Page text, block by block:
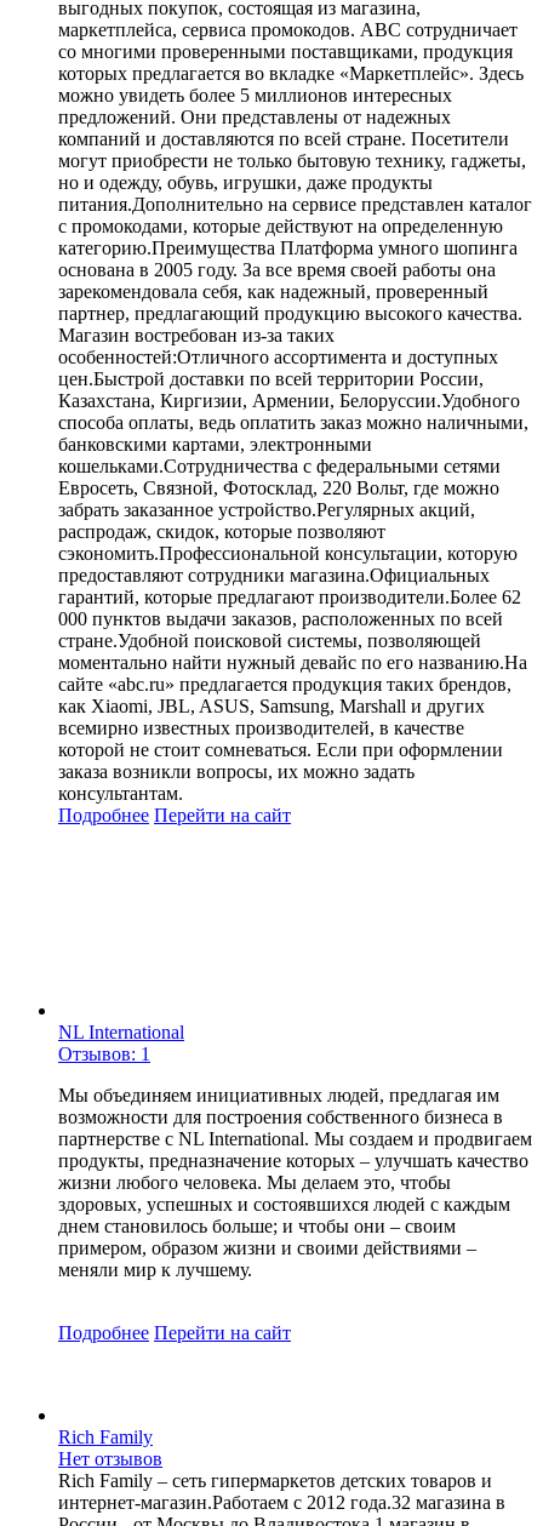
выгодных покупок, состоящая из магазина,
маркетплейса, сервиса промокодов. ABC сотрудничает
со многими проверенными поставщиками, продукция
которых предлагается во вкладке «Маркетплейс». Здесь
можно увидеть более 5 миллионов интересных
предложений. Они представлены от надежных
компаний и доставляются по всей стране. Посетители
могут приобрести не только бытовую технику, гаджеты,
но и одежду, обувь, игрушки, даже продукты
питания.Дополнительно на сервисе представлен каталог
с промокодами, которые действуют на определенную
категорию.Преимущества Платформа умного шопинга
основана в 2005 году. За все время своей работы она
зарекомендовала себя, как надежный, проверенный
партнер, предлагающий продукцию высокого качества.
Магазин востребован из-за таких
особенностей:Отличного ассортимента и доступных
цен.Быстрой доставки по всей территории России,
Казахстана, Киргизии, Армении, Белоруссии.Удобного
способа оплаты, ведь оплатить заказ можно наличными,
банковскими картами, электронными
кошельками.Сотрудничества с федеральными сетями
Евросеть, Связной, Фотосклад, 220 Вольт, где можно
забрать заказанное устройство.Регулярных акций,
распродаж, скидок, которые позволяют
сэкономить.Профессиональной консультации, которую
предоставляют сотрудники магазина.Официальных
гарантий, которые предлагают производители.Более 62
000 пунктов выдачи заказов, расположенных по всей
стране.Удобной поисковой системы, позволяющей
моментально найти нужный девайс по его названию.На
сайте «abc.ru» предлагается продукция таких брендов,
как Xiaomi, JBL, ASUS, Samsung, Marshall и других
всемирно известных производителей, в качестве
которой не стоит сомневаться. Если при оформлении
заказа возникли вопросы, их можно задать
консультантам.
Подробнее Перейти на сайт
NL International
Отзывов: 1
Мы объединяем инициативных людей, предлагая им
возможности для построения собственного бизнеса в
партнерстве с NL International. Мы создаем и продвигаем
продукты, предназначение которых – улучшать качество
жизни любого человека. Мы делаем это, чтобы
здоровых, успешных и состоявшихся людей с каждым
днем становилось больше; и чтобы они – своим
примером, образом жизни и своими действиями –
меняли мир к лучшему.
Подробнее Перейти на сайт
Rich Family
Нет отзывов
Rich Family – сеть гипермаркетов детских товаров и
интернет-магазин.Работаем с 2012 года.32 магазина в